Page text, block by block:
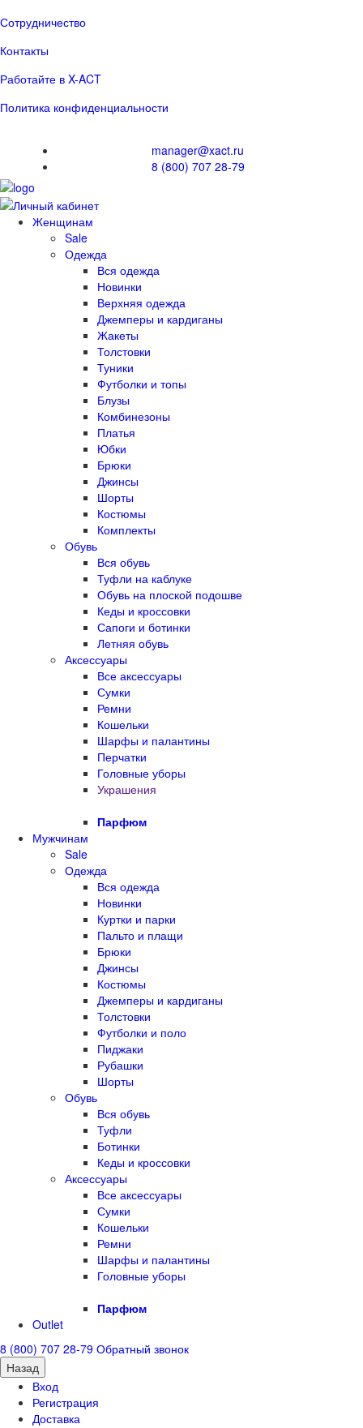
Сотрудничество
Контакты
Работайте в X-ACT
Политика конфиденциальности
manager@xact.ru
8 (800) 707 28-79
Женщинам
Sale
Одежда
Вся одежда
Новинки
Верхняя одежда
Джемперы и кардиганы
Жакеты
Толстовки
Туники
Футболки и топы
Блузы
Комбинезоны
Платья
Юбки
Брюки
Джинсы
Шорты
Костюмы
Комплекты
Обувь
Вся обувь
Туфли на каблуке
Обувь на плоской подошве
Кеды и кроссовки
Сапоги и ботинки
Летняя обувь
Аксессуары
Все аксессуары
Сумки
Ремни
Кошельки
Шарфы и палантины
Перчатки
Головные уборы
Украшения
Парфюм
Мужчинам
Sale
Одежда
Вся одежда
Новинки
Куртки и парки
Пальто и плащи
Брюки
Джинсы
Костюмы
Джемперы и кардиганы
Толстовки
Футболки и поло
Пиджаки
Рубашки
Шорты
Обувь
Вся обувь
Туфли
Ботинки
Кеды и кроссовки
Аксессуары
Все аксессуары
Сумки
Кошельки
Ремни
Шарфы и палантины
Головные уборы
Парфюм
Outlet
8 (800) 707 28-79 Обратный звонок
Назад
Вход
Регистрация
Доставка